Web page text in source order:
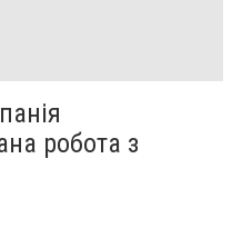
робота з